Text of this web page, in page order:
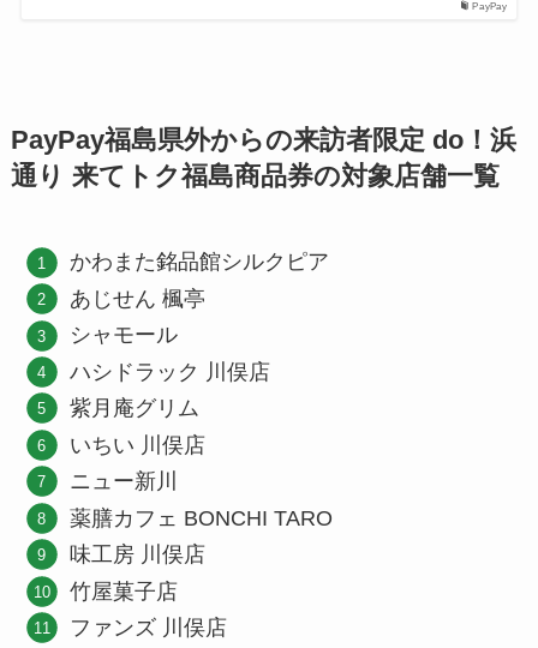
PayPay
PayPay福島県外からの来訪者限定 do！浜
通り 来てトク福島商品券の対象店舗一覧
かわまた銘品館シルクピア
あじせん 楓亭
シャモール
ハシドラック 川俣店
紫月庵グリム
いちい 川俣店
ニュー新川
薬膳カフェ BONCHI TARO
味工房 川俣店
竹屋菓子店
ファンズ 川俣店